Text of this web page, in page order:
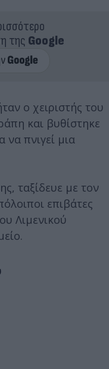
της Google
ο χειριστής του
και βυθίστηκε
πνιγεί μια
ταξίδευε με τον
επιβάτες
Λιμενικού